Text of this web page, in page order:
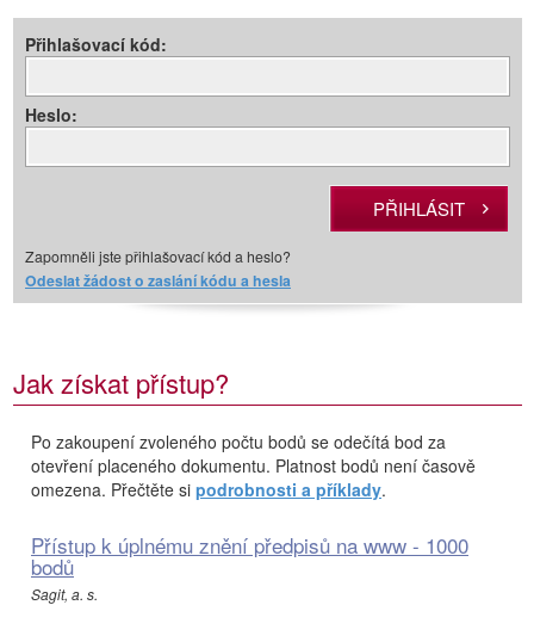
Přihlašovací kód:
Heslo:
Zapomněli jste přihlašovací kód a heslo?
Odeslat žádost o zaslání kódu a hesla
Jak získat přístup?
Po zakoupení zvoleného počtu bodů se odečítá bod za
otevření placeného dokumentu. Platnost bodů není časově
omezena. Přečtěte si podrobnosti a příklady.
Přístup k úplnému znění předpisů na www - 1000
bodů
Sagit, a. s.